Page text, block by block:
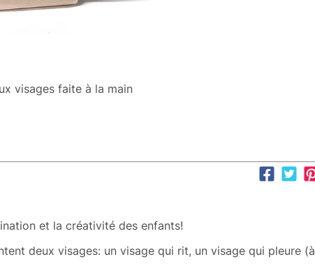
visages faite à la main
et la créativité des enfants!
deux visages: un visage qui rit, un visage qui pleure (à